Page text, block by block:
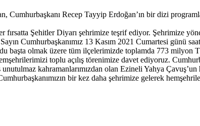
Recep Tayyip Erdoğan’ın bir dizi
fırsatta Şehitler Diyarı şehrimize teşrif ediyor. Şehrimize
Cumhurbaşkanımız 13 Kasım 2021 Cumartesi günü
olmak üzere tüm ilçelerimizde toplamda 773 milyon
toplu açılış törenimize davet ediyoruz.
kahramanlarımızdan olan Ezineli Yahya
bir kez daha şehrimize gelerek